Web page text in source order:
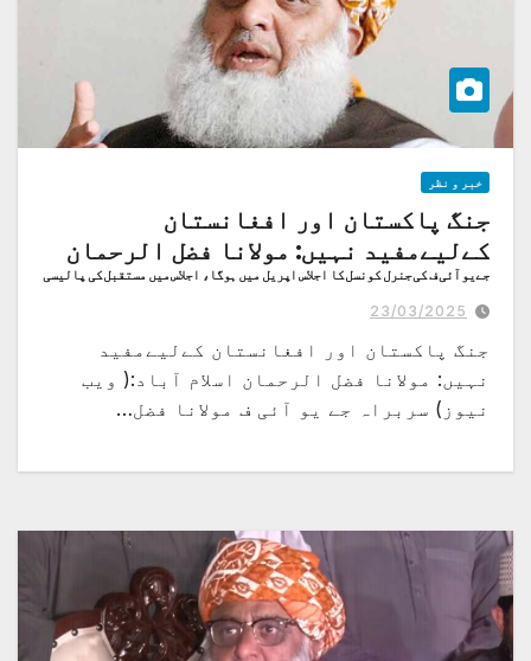
خبر و نظر
جنگ پاکستان اور افغانستان
کےلیےمفید نہیں: مولانا فضل الرحمان
جےیو آئی ف کی جنرل کونسل کا اجلاس اپریل میں ہوگا، اجلاس میں مستقبل کی پالیسی
23/03/2025
جنگ پاکستان اور افغانستان کےلیےمفید
نہیں: مولانا فضل الرحمان اسلام آباد:( ویب
نیوز) سربراہ جے یو آئی ف مولانا فضل…